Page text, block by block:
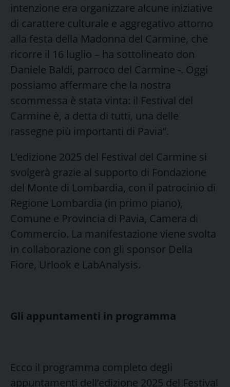
intenzione era organizzare alcune iniziative
di carattere culturale e aggregativo attorno
alla festa della Madonna del Carmine, che
ricorre il 16 luglio – ha sottolineato don
Daniele Baldi, parroco del Carmine -. Oggi
possiamo affermare che la nostra
scommessa è stata vinta: il Festival del
Carmine è, a detta di tutti, una delle
rassegne più importanti di Pavia”.
L’edizione 2025 del Festival del Carmine si
svolgerà grazie al supporto di Fondazione
del Monte di Lombardia, con il patrocinio di
Regione Lombardia (in primo piano),
Comune e Provincia di Pavia, Camera di
Commercio. La manifestazione viene svolta
in collaborazione con gli sponsor Della
Fiore, Urlook e LabAnalysis.
Gli appuntamenti in programma
Ecco il programma completo degli
appuntamenti dell’edizione 2025 del Festival